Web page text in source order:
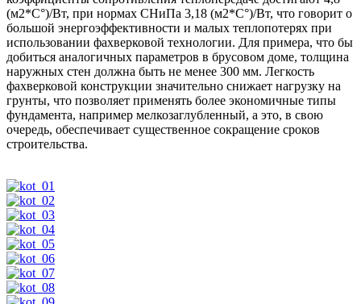
(м2*С°)/Вт, при нормах СНиПа 3,18 (м2*С°)/Вт, что говорит о
большой энергоэффективности и малых теплопотерях при
использовании фахверковой технологии. Для примера, что бы
добиться аналогичных параметров в брусовом доме, толщина
наружных стен должна быть не менее 300 мм. Легкость
фахверковой конструкции значительно снижает нагрузку на
грунты, что позволяет применять более экономичные типы
фундамента, например мелкозаглубленный, а это, в свою
очередь, обеспечивает существенное сокращение сроков
строительства.